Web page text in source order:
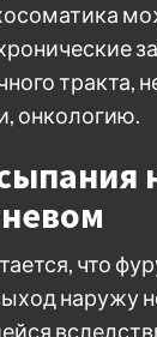
тракта,
онкологию.
что
наружу